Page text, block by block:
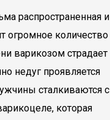
распространенная и
огромное количество
варикозом страдает
недуг проявляется
сталкиваются с
которая